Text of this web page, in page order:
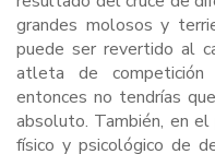
grandes molosos y
puede ser revertido al
atleta de
entonces no tendrías
absoluto. También, en
físico y psicológico de